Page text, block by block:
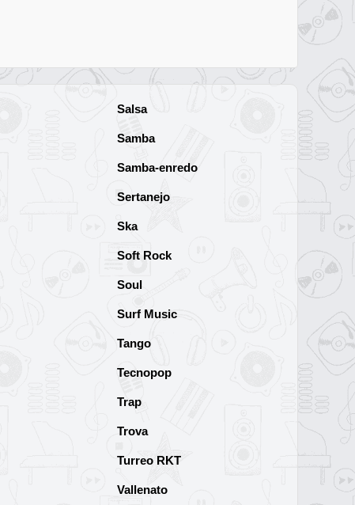
Salsa
Samba
Samba-enredo
Sertanejo
Ska
Soft Rock
Soul
Surf Music
Tango
Tecnopop
Trap
Trova
Turreo RKT
Vallenato